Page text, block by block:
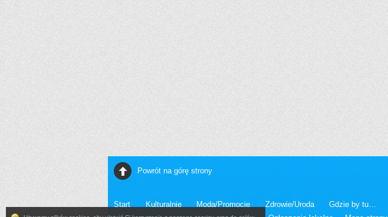
Powrót na górę strony
Start Kulturalnie Moda/Promocje Zdrowie/Uroda Gdzie by tu…